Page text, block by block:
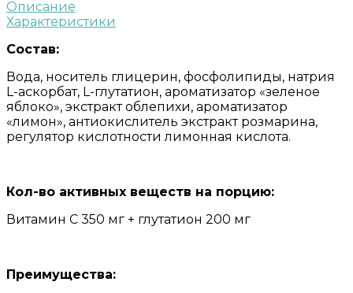
Описание
Характеристики
Состав:
Вода, носитель глицерин, фосфолипиды, натрия
L-аскорбат, L-глутатион, ароматизатор «зеленое
яблоко», экстракт облепихи, ароматизатор
«лимон», антиокислитель экстракт розмарина,
регулятор кислотности лимонная кислота.
Кол-во активных веществ на порцию:
Витамин С 350 мг + глутатион 200 мг
Преимущества: